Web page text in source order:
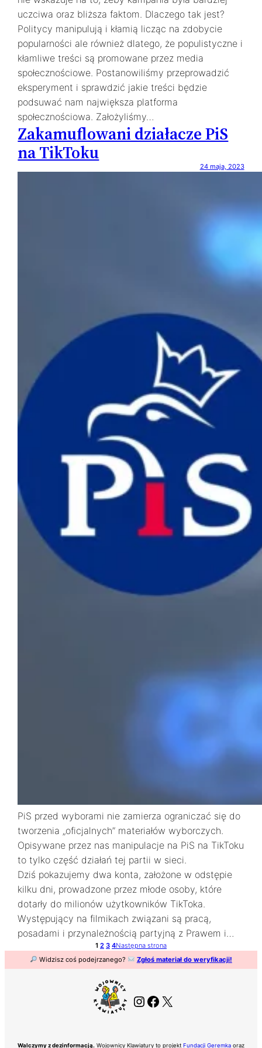
uczciwa oraz bliższa faktom. Dlaczego tak jest?
Politycy manipulują i kłamią licząc na zdobycie
popularności ale również dlatego, że populistyczne i
kłamliwe treści są promowane przez media
społecznościowe. Postanowiliśmy przeprowadzić
eksperyment i sprawdzić jakie treści będzie
podsuwać nam największa platforma
społecznościowa. Założyliśmy…
Zakamuflowani działacze PiS
na TikToku
24 maja, 2023
PiS przed wyborami nie zamierza ograniczać się do
tworzenia „oficjalnych” materiałów wyborczych.
Opisywane przez nas manipulacje na PiS na TikToku
to tylko część działań tej partii w sieci.
Dziś pokazujemy dwa konta, założone w odstępie
kilku dni, prowadzone przez młode osoby, które
dotarły do milionów użytkowników TikToka.
Występujący na filmikach związani są pracą,
posadami i przynależnością partyjną z Prawem i…
1 2 3 4Następna strona
Widzisz coś podejrzanego?
Zgłoś materiał do weryfikacji!
Instagram
Facebook
X
Walczymy z dezinformacją. Wojownicy Klawiatury to projekt Fundacji Geremka oraz